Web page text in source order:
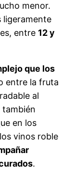
menor.
ligeramente
entre 12 y
que los
entre la fruta
al
también
en los
vinos roble
.